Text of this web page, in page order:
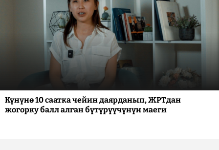
Күнүнө 10 саатка чейин даярданып, ЖРТдан
жогорку балл алган бүтүрүүчүнүн маеги